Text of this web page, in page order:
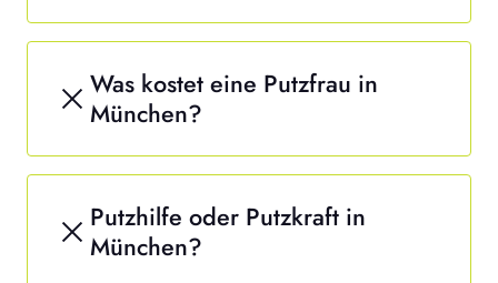
Was kostet eine Putzfrau in
München?
Putzhilfe oder Putzkraft in
München?